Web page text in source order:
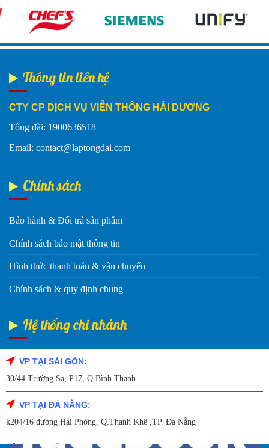
Thông tin liên hệ
CTY CP DỊCH VỤ VIỄN THÔNG HẢI DƯƠNG
Tổng đài: 1900636518
Email: contact@laptongdai.com
Chính sách
Bảo hành & Đổi trả sản phẩm
Chính sách bảo mật thông tin
Hình thức thanh toán & vận chuyển
Chính sách & quy định chung
Hệ thống chi nhánh
VP TẠI SÀI GÒN:
30/44 Trường Sa, P17, Q Bình Thạnh
VP TẠI ĐÀ NẴNG:
k204/16 đường Hải Phòng, Q.Thanh Khê ,TP. Đà Nẵng
Fanpage Facebook